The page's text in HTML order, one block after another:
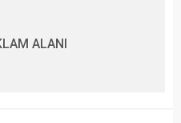
ALANI